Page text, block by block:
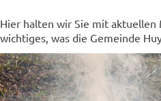
Hier halten wir Sie mit aktuellen
wichtiges, was die Gemeinde